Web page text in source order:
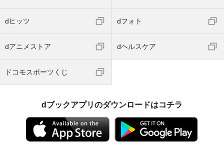
dヒッツ dフォト
dアニメストア dヘルスケア
ドコモスポーツくじ
dブックアプリのダウンロードはコチラ